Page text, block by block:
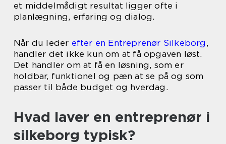
et middelmådigt resultat ligger ofte i
planlægning, erfaring og dialog.
Når du leder efter en Entreprenør Silkeborg ,
handler det ikke kun om at få opgaven løst.
Det handler om at få en løsning, som er
holdbar, funktionel og pæn at se på og som
passer til både budget og hverdag.
Hvad laver en entreprenør i
silkeborg typisk?